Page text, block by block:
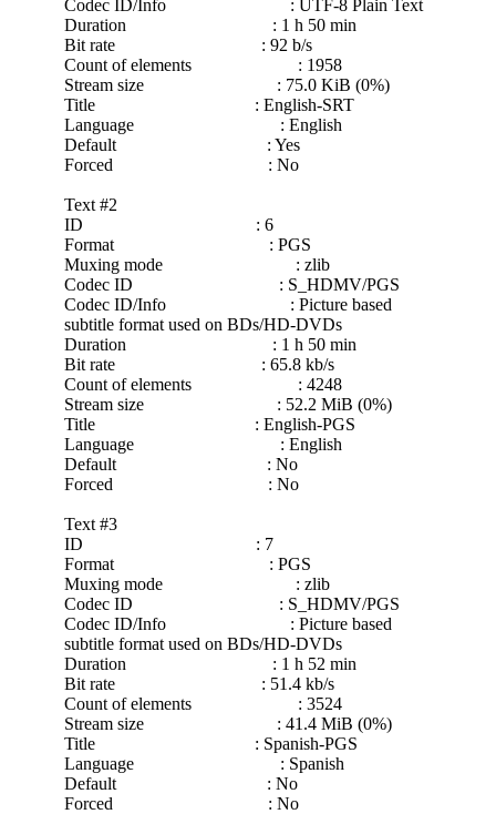
Codec ID/Info : UTF-8 Plain Text
Duration : 1 h 50 min
Bit rate : 92 b/s
Count of elements : 1958
Stream size : 75.0 KiB (0%)
Title : English-SRT
Language : English
Default : Yes
Forced : No
Text #2
ID : 6
Format : PGS
Muxing mode : zlib
Codec ID : S_HDMV/PGS
Codec ID/Info : Picture based
subtitle format used on BDs/HD-DVDs
Duration : 1 h 50 min
Bit rate : 65.8 kb/s
Count of elements : 4248
Stream size : 52.2 MiB (0%)
Title : English-PGS
Language : English
Default : No
Forced : No
Text #3
ID : 7
Format : PGS
Muxing mode : zlib
Codec ID : S_HDMV/PGS
Codec ID/Info : Picture based
subtitle format used on BDs/HD-DVDs
Duration : 1 h 52 min
Bit rate : 51.4 kb/s
Count of elements : 3524
Stream size : 41.4 MiB (0%)
Title : Spanish-PGS
Language : Spanish
Default : No
Forced : No